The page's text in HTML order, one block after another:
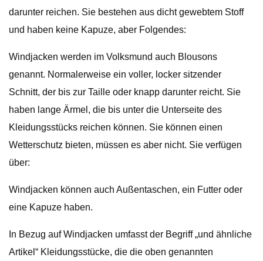
darunter reichen. Sie bestehen aus dicht gewebtem Stoff
und haben keine Kapuze, aber Folgendes:
Windjacken werden im Volksmund auch Blousons
genannt. Normalerweise ein voller, locker sitzender
Schnitt, der bis zur Taille oder knapp darunter reicht. Sie
haben lange Ärmel, die bis unter die Unterseite des
Kleidungsstücks reichen können. Sie können einen
Wetterschutz bieten, müssen es aber nicht. Sie verfügen
über:
Windjacken können auch Außentaschen, ein Futter oder
eine Kapuze haben.
In Bezug auf Windjacken umfasst der Begriff „und ähnliche
Artikel“ Kleidungsstücke, die die oben genannten